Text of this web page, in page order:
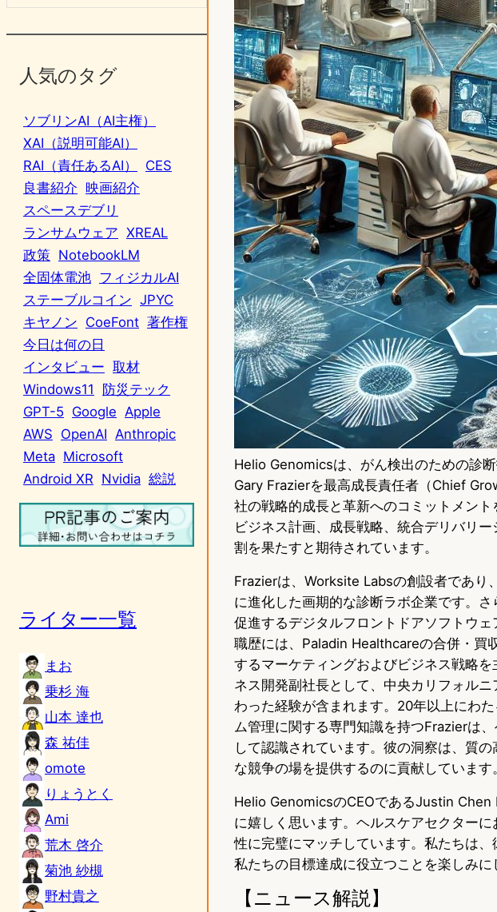
人気のタグ
ソブリンAI（AI主権）
XAI（説明可能AI）
RAI（責任あるAI）
CES
良書紹介 映画紹介
スペースデブリ
ランサムウェア XREAL
政策 NotebookLM
全固体電池 フィジカルAI
ステーブルコイン JPYC
キヤノン CoeFont 著作権
今日は何の日
インタビュー 取材
Windows11
防災テック
GPT-5 Google Apple
AWS OpenAI Anthropic
Meta Microsoft
Android XR Nvidia 総説
ライター一覧
まお
乗杉 海
山本 達也
森 祐佳
omote
りょうとく
Ami
荒木 啓介
菊池 紗槻
野村貴之
Helio Genomicsは、がん検出のための診
Gary Frazierを最高成長責任者（Chief
社の戦略的成長と革新へのコミットメン
ビジネス計画、成長戦略、統合デリバリ
割を果たすと期待されています。
Frazierは、Worksite Labsの創設者であり
に進化した画期的な診断ラボ企業です。
促進するデジタルフロントドアソフトウ
職歴には、Paladin Healthcareの合併・買
するマーケティングおよびビジネス戦略
ネス開発副社長として、中央カリフォル
わった経験が含まれます。20年以上にわ
ム管理に関する専門知識を持つFrazierは
して認識されています。彼の洞察は、質
な競争の場を提供するのに貢献しています。
Helio GenomicsのCEOであるJustin Chen
に嬉しく思います。ヘルスケアセクター
性に完璧にマッチしています。私たちは
私たちの目標達成に役立つことを楽しみに
【ニュース解説】